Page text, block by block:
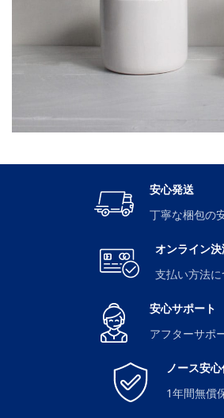
安心発送
丁寧な梱包の
オンライン
支払い方法
安心サポート
アフターサポ
ノース安
1年間無償